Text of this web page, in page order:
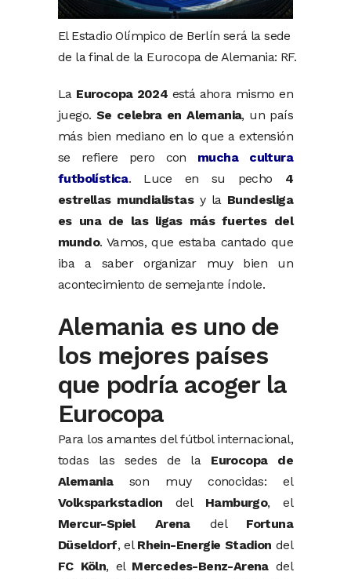
El Estadio Olímpico de Berlín será la sede
de la final de la Eurocopa de Alemania: RF.
La Eurocopa 2024 está ahora mismo en
juego. Se celebra en Alemania, un país
más bien mediano en lo que a extensión
se refiere pero con mucha cultura
futbolística. Luce en su pecho 4
estrellas mundialistasy la Bundesliga
es una de las ligas más fuertes del
mundo. Vamos, que estaba cantado que
iba a saber organizar muy bien un
acontecimiento de semejante índole.
Alemania es uno de
los mejores países
que podría acoger la
Eurocopa
Para los amantes del fútbol internacional,
todas las sedes de la Eurocopa de
Alemaniason muy conocidas: el
Volksparkstadion del Hamburgo, el
Mercur-Spiel Arenadel Fortuna
Düseldorf, el Rhein-Energie Stadion del
FC Köln, el Mercedes-Benz-Arenadel